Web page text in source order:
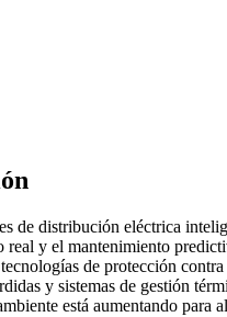
distribución eléctrica
y el mantenimiento
de protección
y sistemas de gestión
está aumentando